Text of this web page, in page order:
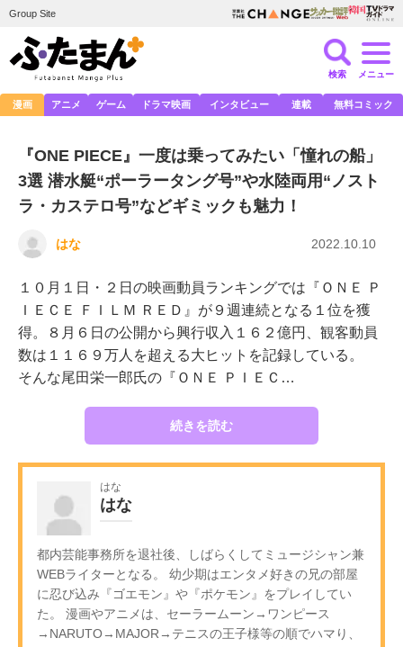
Group Site
検索 メニュー
漫画 アニメ ゲーム ドラマ映画 インタビュー 連載 無料コミック
『ONE PIECE』一度は乗ってみたい「憧れの船」
3選 潜水艇“ポーラータング号”や水陸両用“ノスト
ラ・カステロ号”などギミックも魅力！
はな 2022.10.10
１０月１日・２日の映画動員ランキングでは『ＯＮＥ Ｐ
ＩＥＣＥ ＦＩＬＭ ＲＥＤ』が９週連続となる１位を獲
得。８月６日の公開から興行収入１６２億円、観客動員
数は１１６９万人を超える大ヒットを記録している。
そんな尾田栄一郎氏の『ＯＮＥ ＰＩＥＣ…
続きを読む
はな
はな
都内芸能事務所を退社後、しばらくしてミュージシャン兼
WEBライターとなる。 幼少期はエンタメ好きの兄の部屋
に忍び込み『ゴエモン』や『ポケモン』をプレイしてい
た。 漫画やアニメは、セーラームーン→ワンピース
→NARUTO→MAJOR→テニスの王子様等の順でハマり、